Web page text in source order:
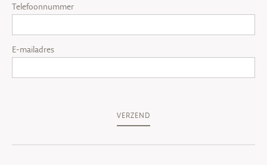
Telefoonnummer
E-mailadres
VERZEND